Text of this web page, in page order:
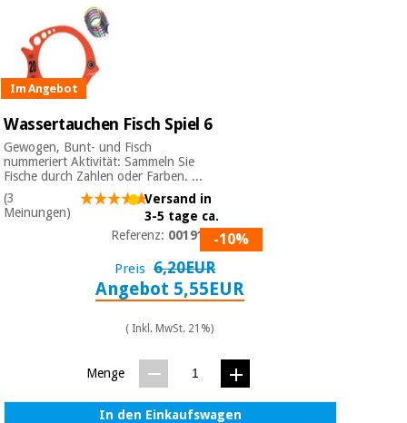
Im Angebot
Wassertauchen Fisch Spiel 6
Gewogen, Bunt- und Fisch
nummeriert Aktivität: Sammeln Sie
Fische durch Zahlen oder Farben. ...
(3
Meinungen)
Versand in
3-5 tage ca.
Referenz: 0019107-10%
Preis 6,20EUR
Angebot 5,55EUR
( Inkl. MwSt. 21%)
Menge
In den Einkaufswagen